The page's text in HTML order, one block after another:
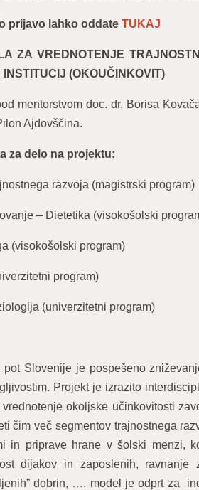
prijavo lahko oddateTUKAJ
ZA VREDNOTENJE
(OKOUČINKOVIT)
mentorstvom doc. dr. Borisa
Ajdovščina.
za delo na projektu:
razvoja (magistrski program)
– Dietetika (visokošolski
(visokošolski program)
program)
(univerzitetni program)
pot Slovenije je pospešeno
Projekt je izrazito
okoljske učinkovitosti
čim več segmentov trajnostnega
in priprave hrane v šolski menzi,
dijakov in zaposlenih,
dobrin, …. model je odprt za